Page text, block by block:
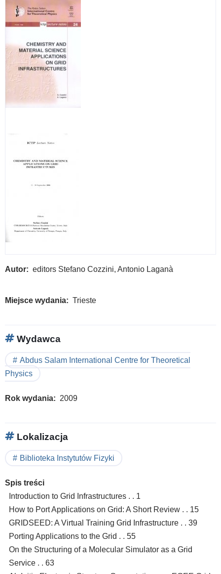
Autor editors Stefano Cozzini, Antonio Laganà
Miejsce wydania Trieste
Wydawca
Abdus Salam International Centre for Theoretical
Physics
Rok wydania 2009
Lokalizacja
Biblioteka Instytutów Fizyki
Spis treści
Introduction to Grid Infrastructures . . 1
How to Port Applications on Grid: A Short Review . . 15
GRIDSEED: A Virtual Training Grid Infrastructure . . 39
Porting Applications to the Grid . . 55
On the Structuring of a Molecular Simulator as a Grid
Service . . 63